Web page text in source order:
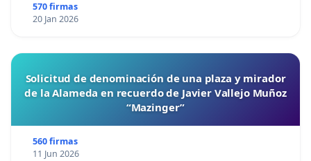
570 firmas
20 Jan 2026
Solicitud de denominación de una plaza y mirador
de la Alameda en recuerdo de Javier Vallejo Muñoz
“Mazinger”
560 firmas
11 Jun 2026